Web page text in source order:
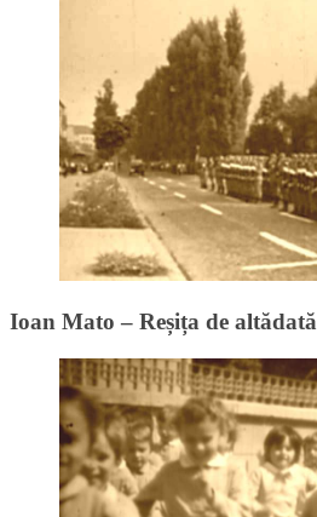
Ioan Mato – Reșița de altădată